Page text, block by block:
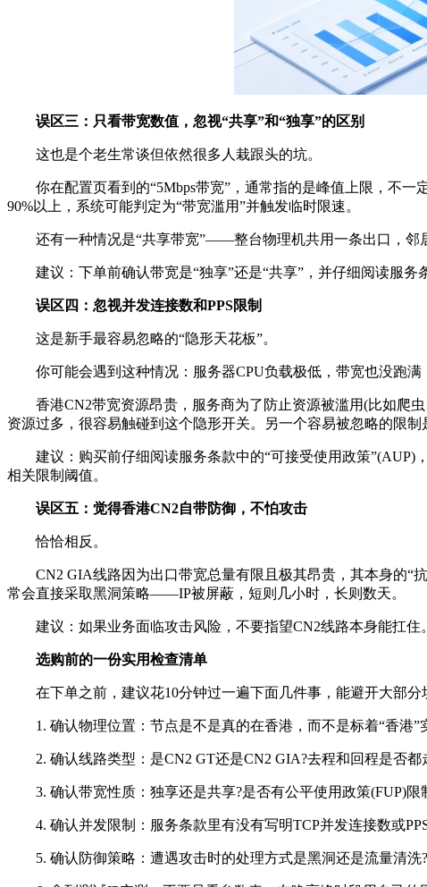
误区三：只看带宽数值，忽视“共享”和“独享”的区别
这也是个老生常谈但依然很多人栽跟头的坑。
你在配置页看到的“5Mbps带宽”，通常指的是峰值上限，不一
90%以上，系统可能判定为“带宽滥用”并触发临时限速。
还有一种情况是“共享带宽”——整台物理机共用一条出口，邻居
建议：下单前确认带宽是“独享”还是“共享”，并仔细阅读服务
误区四：忽视并发连接数和PPS限制
这是新手最容易忽略的“隐形天花板”。
你可能会遇到这种情况：服务器CPU负载极低，带宽也没跑满
香港CN2带宽资源昂贵，服务商为了防止资源被滥用(比如爬虫
资源过多，很容易触碰到这个隐形开关。另一个容易被忽略的限
建议：购买前仔细阅读服务条款中的“可接受使用政策”(AUP)
相关限制阈值。
误区五：觉得香港CN2自带防御，不怕攻击
恰恰相反。
CN2 GIA线路因为出口带宽总量有限且极其昂贵，其本身的“抗
常会直接采取黑洞策略——IP被屏蔽，短则几小时，长则数天。
建议：如果业务面临攻击风险，不要指望CN2线路本身能扛住
选购前的一份实用检查清单
在下单之前，建议花10分钟过一遍下面几件事，能避开大部分
1. 确认物理位置：节点是不是真的在香港，而不是标着“香港”
2. 确认线路类型：是CN2 GT还是CN2 GIA?去程和回程是否都
3. 确认带宽性质：独享还是共享?是否有公平使用政策(FUP)限
4. 确认并发限制：服务条款里有没有写明TCP并发连接数或
5. 确认防御策略：遭遇攻击时的处理方式是黑洞还是流量清洗